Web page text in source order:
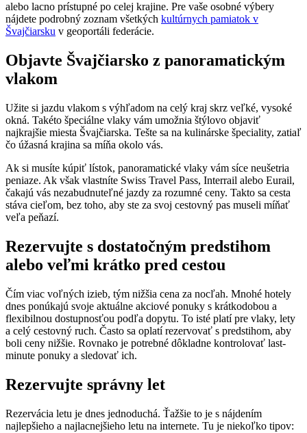
alebo lacno prístupné po celej krajine. Pre vaše osobné výbery
nájdete podrobný zoznam všetkých kultúrnych pamiatok v
Švajčiarsku v geoportáli federácie.
Objavte Švajčiarsko z panoramatickým
vlakom
Užite si jazdu vlakom s výhľadom na celý kraj skrz veľké, vysoké
okná. Takéto špeciálne vlaky vám umožnia štýlovo objaviť
najkrajšie miesta Švajčiarska. Tešte sa na kulinárske špeciality, zatiaľ
čo úžasná krajina sa míňa okolo vás.
Ak si musíte kúpiť lístok, panoramatické vlaky vám síce neušetria
peniaze. Ak však vlastníte Swiss Travel Pass, Interrail alebo Eurail,
čakajú vás nezabudnuteľné jazdy za rozumné ceny. Takto sa cesta
stáva cieľom, bez toho, aby ste za svoj cestovný pas museli míňať
veľa peňazí.
Rezervujte s dostatočným predstihom
alebo veľmi krátko pred cestou
Čím viac voľných izieb, tým nižšia cena za nocľah. Mnohé hotely
dnes ponúkajú svoje aktuálne akciové ponuky s krátkodobou a
flexibilnou dostupnosťou podľa dopytu. To isté platí pre vlaky, lety
a celý cestovný ruch. Často sa oplatí rezervovať s predstihom, aby
boli ceny nižšie. Rovnako je potrebné dôkladne kontrolovať last-
minute ponuky a sledovať ich.
Rezervujte správny let
Rezervácia letu je dnes jednoduchá. Ťažšie to je s nájdením
najlepšieho a najlacnejšieho letu na internete. Tu je niekoľko tipov: